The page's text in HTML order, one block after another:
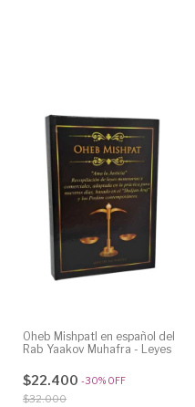
Oheb Mishpatl en español del
Rab Yaakov Muhafra - Leyes
$22.400 -30% OFF
$32.000